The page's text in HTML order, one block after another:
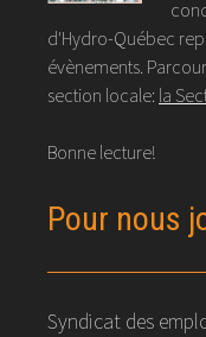
d'Hydro-Québec
évènements.
section locale: la
Bonne lecture!
Pour nous
Syndicat des